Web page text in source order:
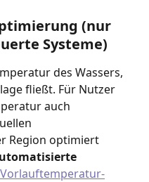
(nur
Systeme)
des Wassers,
fließt. Für Nutzer
auch
Region optimiert
Vorlauftemperatur-